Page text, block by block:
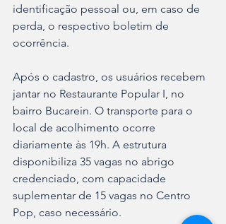
identificação pessoal ou, em caso de
perda, o respectivo boletim de
ocorrência.
Após o cadastro, os usuários recebem
jantar no Restaurante Popular I, no
bairro Bucarein. O transporte para o
local de acolhimento ocorre
diariamente às 19h. A estrutura
disponibiliza 35 vagas no abrigo
credenciado, com capacidade
suplementar de 15 vagas no Centro
Pop, caso necessário.